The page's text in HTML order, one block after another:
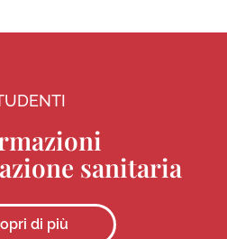
sanitaria
di più